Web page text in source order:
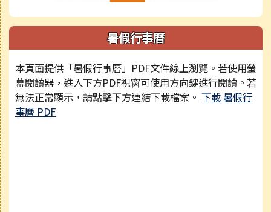
暑假行事曆
本頁面提供「暑假行事曆」PDF文件線上瀏覽。若使用螢
幕閱讀器，進入下方PDF視窗可使用方向鍵進行閱讀。若
無法正常顯示，請點擊下方連結下載檔案。 下載 暑假行
事曆 PDF